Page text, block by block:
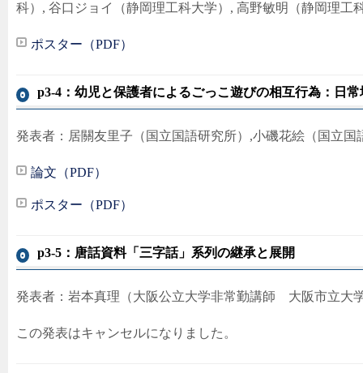
科）, 谷口ジョイ（静岡理工科大学）, 高野敏明（静岡理工
ポスター（PDF）
p3-4：幼児と保護者によるごっこ遊びの相互行為：日
発表者：居關友里子（国立国語研究所）,小磯花絵（国立国
論文（PDF）
ポスター（PDF）
p3-5：唐話資料「三字話」系列の継承と展開
発表者：岩本真理（大阪公立大学非常勤講師 大阪市立大
この発表はキャンセルになりました。